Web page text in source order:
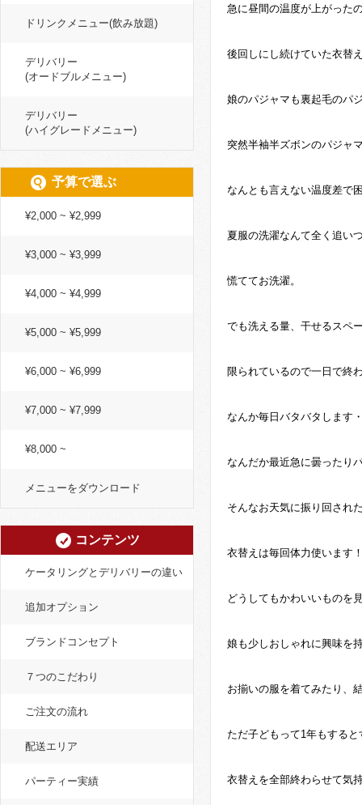
急に昼間の温度が上がった
後回しにし続けていた衣替
娘のパジャマも裏起毛のパ
突然半袖半ズボンのパジャ
なんとも言えない温度差で
夏服の洗濯なんて全く追い
慌ててお洗濯。
でも洗える量、干せるスペ
限られているので一日で終
なんか毎日バタバタします
なんだか最近急に曇ったり
そんなお天気に振り回され
衣替えは毎回体力使います
どうしてもかわいいものを
娘も少しおしゃれに興味を
お揃いの服を着てみたり、
ただ子どもって1年もする
衣替えを全部終わらせて気
ドリンクメニュー(飲み放題)
デリバリー
(オードブルメニュー)
デリバリー
(ハイグレードメニュー)
予算で選ぶ
¥2,000 ~ ¥2,999
¥3,000 ~ ¥3,999
¥4,000 ~ ¥4,999
¥5,000 ~ ¥5,999
¥6,000 ~ ¥6,999
¥7,000 ~ ¥7,999
¥8,000 ~
メニューをダウンロード
コンテンツ
ケータリングとデリバリーの違い
追加オプション
ブランドコンセプト
７つのこだわり
ご注文の流れ
配送エリア
パーティー実績